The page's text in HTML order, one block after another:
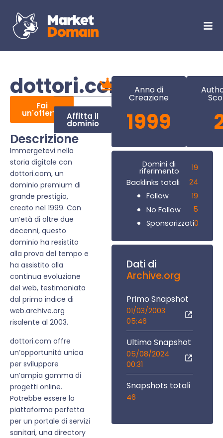
dottori.com
Fai
un'offerta Affitta il
dominio
Descrizione
Immergetevi nella
storia digitale con
dottori.com, un
dominio premium di
grande prestigio,
creato nel 1999. Con
un’età di oltre due
decenni, questo
dominio ha resistito
alla prova del tempo e
ha assistito alla
continua evoluzione
del web, testimoniata
dal primo indice di
web.archive.org
risalente al 2003.
dottori.com offre
un’opportunità unica
per sviluppare
un’ampia gamma di
progetti online.
Potrebbe essere la
piattaforma perfetta
per un portale di servizi
sanitari, una directory
Anno di
Creazione
1999
Domini di
riferimento
19
Backlinks totali
24
Follow
19
No Follow
5
Sponsorizzati0
Dati di
Archive.org
Primo Snapshot
01/03/2003
05:46
Ultimo Snapshot
05/08/2024
00:31
Snapshots totali
46